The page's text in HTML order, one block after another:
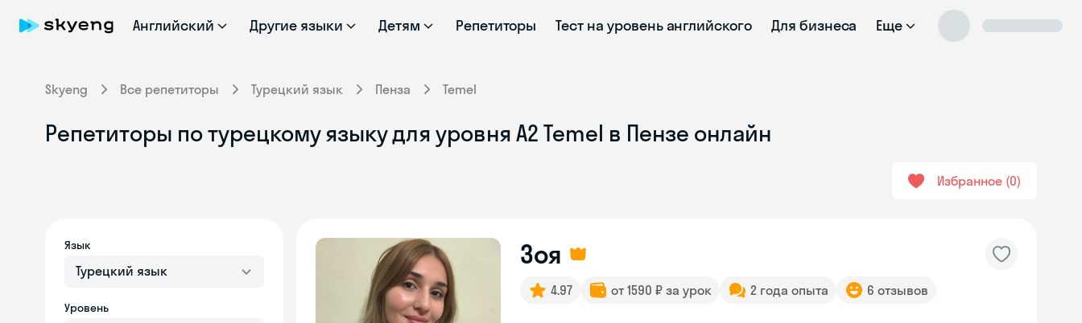
Английский Другие языки Детям Репетиторы Тест на уровень английского Для бизнеса Еще
Skyeng Все репетиторы Турецкий язык Пенза Temel
Репетиторы по турецкому языку для уровня A2 Temel в Пензе онлайн
Избранное 0
Язык
Турецкий язык
Уровень
Зоя
4.97 от 1590 ₽ за урок 2 года опыта 6 отзывов